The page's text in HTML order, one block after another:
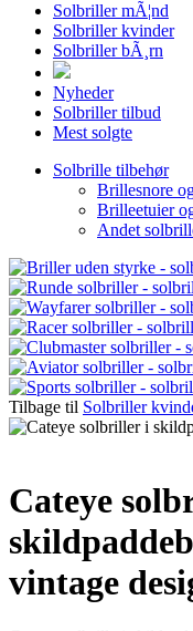
Solbriller mÃ¦nd
Solbriller kvinder
Solbriller bÃ¸rn
Nyheder
Solbriller tilbud
Mest solgte
Solbrille tilbehør
Brillesnore
Brilleetuier
Andet
Tilbage til Solbriller
Cateye
vintage